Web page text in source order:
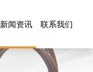
新闻资讯 联系我们